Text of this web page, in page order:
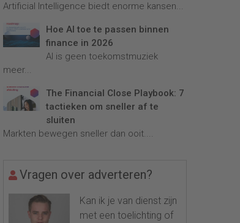
Artificial Intelligence biedt enorme kansen...
Hoe AI toe te passen binnen
finance in 2026
AI is geen toekomstmuziek
meer...
The Financial Close Playbook: 7
tactieken om sneller af te
sluiten
Markten bewegen sneller dan ooit....
Vragen over adverteren?
Kan ik je van dienst zijn
met een toelichting of